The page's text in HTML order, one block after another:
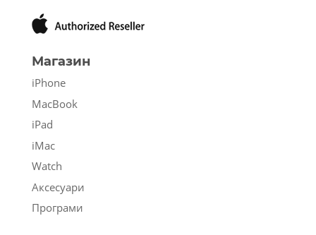
Магазин
iPhone
MacBook
iPad
iMac
Watch
Аксесуари
Програми